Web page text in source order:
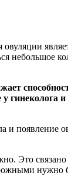
небольшое
у гинеколога
и появление
Это
нужно